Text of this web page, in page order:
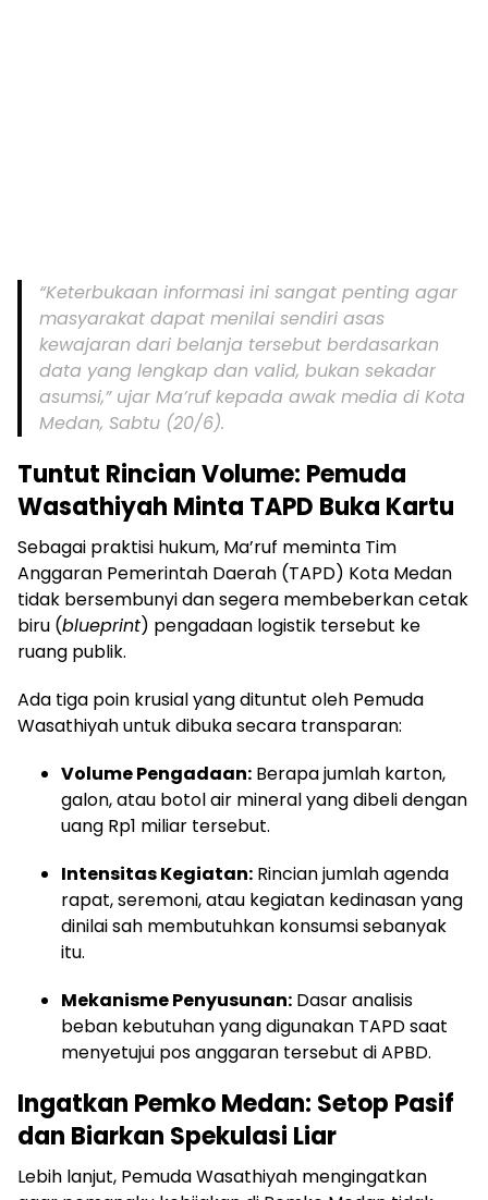
“Keterbukaan informasi ini sangat penting agar
masyarakat dapat menilai sendiri asas
kewajaran dari belanja tersebut berdasarkan
data yang lengkap dan valid, bukan sekadar
asumsi,” ujar Ma’ruf kepada awak media di Kota
Medan, Sabtu (20/6).
Tuntut Rincian Volume: Pemuda
Wasathiyah Minta TAPD Buka Kartu
Sebagai praktisi hukum, Ma’ruf meminta Tim
Anggaran Pemerintah Daerah (TAPD) Kota Medan
tidak bersembunyi dan segera membeberkan cetak
biru (blueprint) pengadaan logistik tersebut ke
ruang publik.
Ada tiga poin krusial yang dituntut oleh Pemuda
Wasathiyah untuk dibuka secara transparan:
Volume Pengadaan: Berapa jumlah karton,
galon, atau botol air mineral yang dibeli dengan
uang Rp1 miliar tersebut.
Intensitas Kegiatan: Rincian jumlah agenda
rapat, seremoni, atau kegiatan kedinasan yang
dinilai sah membutuhkan konsumsi sebanyak
itu.
Mekanisme Penyusunan: Dasar analisis
beban kebutuhan yang digunakan TAPD saat
menyetujui pos anggaran tersebut di APBD.
Ingatkan Pemko Medan: Setop Pasif
dan Biarkan Spekulasi Liar
Lebih lanjut, Pemuda Wasathiyah mengingatkan